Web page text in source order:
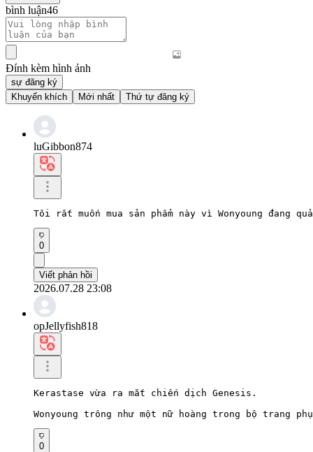
bình luận46
Đính kèm hình ảnh
sự đăng ký
Khuyến khích
Mới nhất Thứ tự đăng ký
luGibbon874
Tôi rất muốn mua sản phẩm này vì Wonyoung đang
0
Viết phản hồi
2026.07.28 23:08
opJellyfish818
Kerastase vừa ra mắt chiến dịch Genesis.
Wonyoung trông như một nữ hoàng trong bộ trang
0